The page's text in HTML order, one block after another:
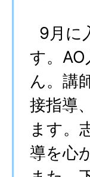
9月に
す。
ん。講
接指導
ます。
導を心